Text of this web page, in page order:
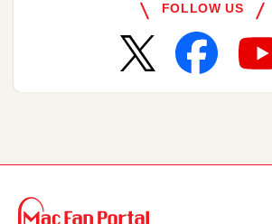
FOLLOW US